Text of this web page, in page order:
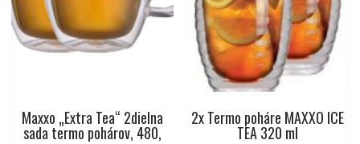
Maxxo „Extra Tea“ 2dielna
sada termo pohárov, 480,
2x Termo poháre MAXXO ICE
TEA 320 ml